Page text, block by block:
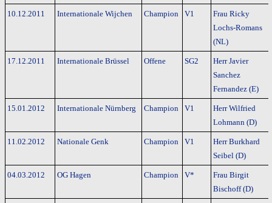
10.12.2011 Internationale Wijchen Champion V1
Frau Ricky
Lochs-Romans
(NL)
17.12.2011 Internationale Brüssel Offene SG2
Herr Javier
Sanchez
Fernandez (E)
15.01.2012 Internationale Nürnberg Champion V1
Herr Wilfried
Lohmann (D)
11.02.2012 Nationale Genk Champion V1
Herr Burkhard
Seibel (D)
04.03.2012 OG Hagen Champion V*
Frau Birgit
Bischoff (D)